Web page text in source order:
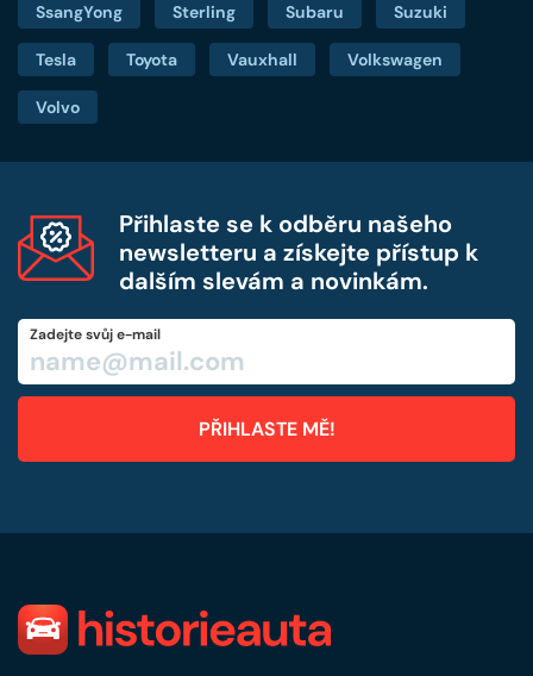
SsangYong Sterling Subaru Suzuki
Tesla Toyota Vauxhall Volkswagen
Volvo
Přihlaste se k odběru našeho
newsletteru a získejte přístup k
dalším slevám a novinkám.
Zadejte svůj e-mail